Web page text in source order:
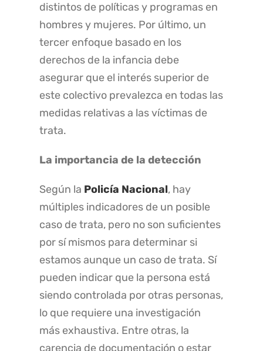
distintos de políticas y programas en
hombres y mujeres. Por último, un
tercer enfoque basado en los
derechos de la infancia debe
asegurar que el interés superior de
este colectivo prevalezca en todas las
medidas relativas a las víctimas de
trata.
La importancia de la detección
Según la Policía Nacional, hay
múltiples indicadores de un posible
caso de trata, pero no son suficientes
por sí mismos para determinar si
estamos aunque un caso de trata. Sí
pueden indicar que la persona está
siendo controlada por otras personas,
lo que requiere una investigación
más exhaustiva. Entre otras, la
carencia de documentación o estar